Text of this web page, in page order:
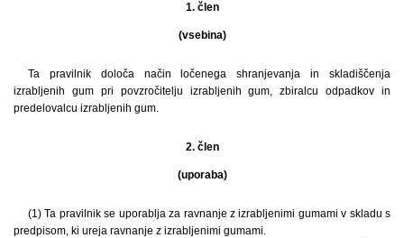
1. člen
(vsebina)
Ta pravilnik določa način ločenega shranjevanja in skladiščenja
izrabljenih gum pri povzročitelju izrabljenih gum, zbiralcu odpadkov in
predelovalcu izrabljenih gum.
2. člen
(uporaba)
(1) Ta pravilnik se uporablja za ravnanje z izrabljenimi gumami v skladu s
predpisom, ki ureja ravnanje z izrabljenimi gumami.